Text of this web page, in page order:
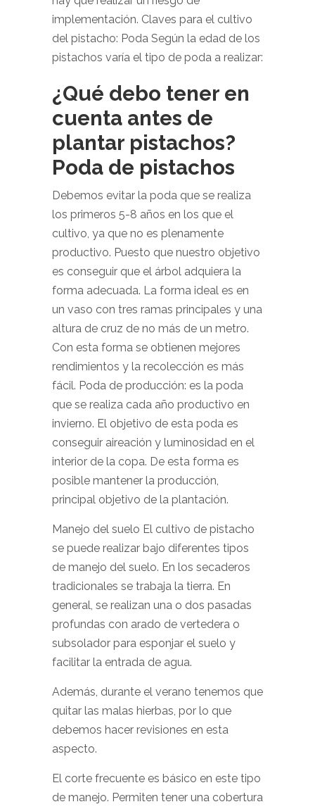
implementación. Claves para el cultivo
del pistacho: Poda Según la edad de los
pistachos varía el tipo de poda a realizar:
¿Qué debo tener en
cuenta antes de
plantar pistachos?
Poda de pistachos
Debemos evitar la poda que se realiza
los primeros 5-8 años en los que el
cultivo, ya que no es plenamente
productivo. Puesto que nuestro objetivo
es conseguir que el árbol adquiera la
forma adecuada. La forma ideal es en
un vaso con tres ramas principales y una
altura de cruz de no más de un metro.
Con esta forma se obtienen mejores
rendimientos y la recolección es más
fácil. Poda de producción: es la poda
que se realiza cada año productivo en
invierno. El objetivo de esta poda es
conseguir aireación y luminosidad en el
interior de la copa. De esta forma es
posible mantener la producción,
principal objetivo de la plantación.
Manejo del suelo El cultivo de pistacho
se puede realizar bajo diferentes tipos
de manejo del suelo. En los secaderos
tradicionales se trabaja la tierra. En
general, se realizan una o dos pasadas
profundas con arado de vertedera o
subsolador para esponjar el suelo y
facilitar la entrada de agua.
Además, durante el verano tenemos que
quitar las malas hierbas, por lo que
debemos hacer revisiones en esta
aspecto.
El corte frecuente es básico en este tipo
de manejo. Permiten tener una cobertura